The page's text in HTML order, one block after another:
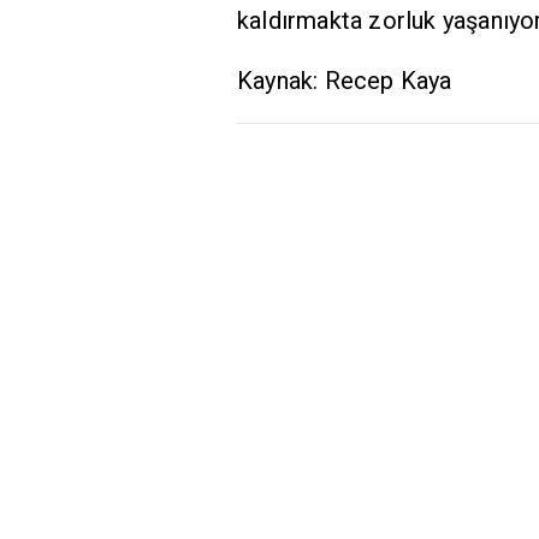
kaldırmakta zorluk
Kaynak: Recep Kaya